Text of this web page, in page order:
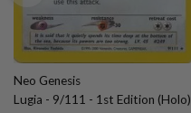
Neo Genesis
Lugia - 9/111 - 1st Edition (Holo)